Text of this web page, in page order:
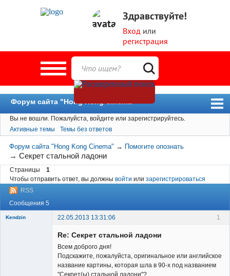
Здравствуйте!
Вход или
регистрация
Форум сайта "Hong Kong Cinema"
Форум
Новости
Пользователи
Поиск
Вы не вошли. Пожалуйста, войдите или зарегистрируйтесь.
Активные темы
Темы без ответов
Форум сайта "Hong Kong Cinema" → Помогите опознать
→Секрет стальной ладони
Страницы
1
Чтобы отправить ответ, вы должны войти или зарегистрироваться
RSS
Сообщения 5
1
Kendzin
22.05.2013 13:31:06
Re: Секрет стальной ладони
Всем доброго дня!
Подскажите, пожалуйста, оригинальное или английское
название картины, которая шла в 90-х под названием
"Секрет(ы) стальной ладони"?